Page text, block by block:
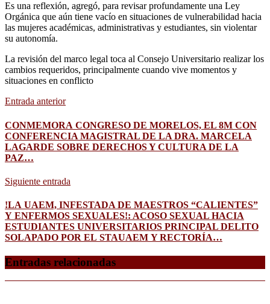
Es una reflexión, agregó, para revisar profundamente una Ley
Orgánica que aún tiene vacío en situaciones de vulnerabilidad hacia
las mujeres académicas, administrativas y estudiantes, sin violentar
su autonomía.
La revisión del marco legal toca al Consejo Universitario realizar los
cambios requeridos, principalmente cuando vive momentos y
situaciones en conflicto
Entrada anterior
CONMEMORA CONGRESO DE MORELOS, EL 8M CON
CONFERENCIA MAGISTRAL DE LA DRA. MARCELA
LAGARDE SOBRE DERECHOS Y CULTURA DE LA
PAZ…
Siguiente entrada
!LA UAEM, INFESTADA DE MAESTROS “CALIENTES”
Y ENFERMOS SEXUALES!: ACOSO SEXUAL HACIA
ESTUDIANTES UNIVERSITARIOS PRINCIPAL DELITO
SOLAPADO POR EL STAUAEM Y RECTORÍA…
Entradas relacionadas